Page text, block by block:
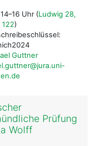
Uhr (Ludwig 28,
122)
Guttner
Prüfung
Wolff